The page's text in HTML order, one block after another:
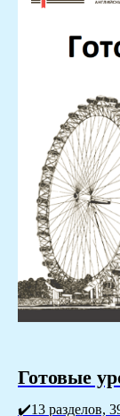
Готовые
✔️13 разделов,